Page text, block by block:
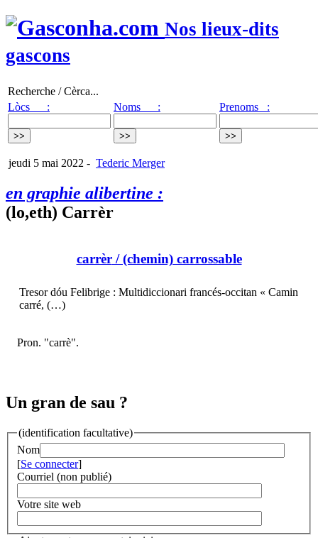
Nos lieux-dits
gascons
Recherche / Cèrca...
Lòcs :
Noms : Prenoms :
jeudi 5 mai 2022 - Tederic Merger
en graphie alibertine :
(lo,eth) Carrèr
carrèr/ (chemin) carrossable
Tresor dóu Felibrige : Multidiccionari francés-occitan « Camin
carré, (…)
Pron. "carrè".
Un gran de sau ?
(identification facultative)
Nom
[Se connecter]
Courriel (non publié)
Votre site web